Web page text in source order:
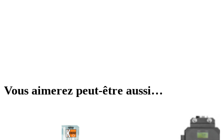
Vous aimerez peut-être aussi…